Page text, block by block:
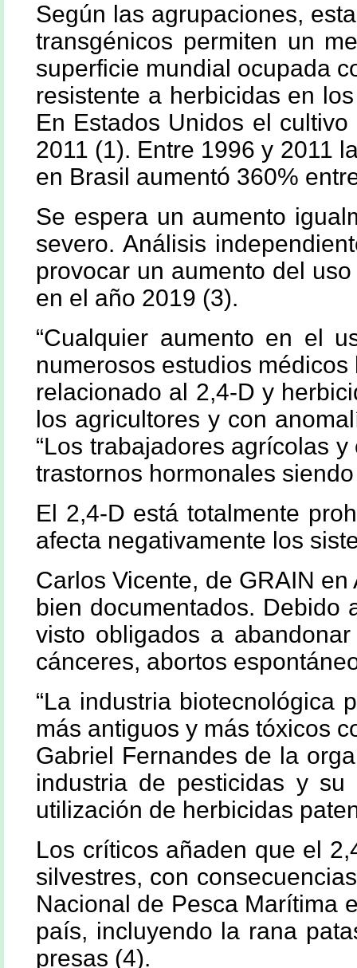
Según las agrupaciones,
transgénicos permiten un
superficie mundial ocupada
resistente a herbicidas en
En Estados Unidos el
2011 (1). Entre 1996 y 2011
en Brasil aumentó 360%
Se espera un aumento
severo. Análisis
provocar un aumento del
en el año 2019 (3).
“Cualquier aumento en el
numerosos estudios médicos
relacionado al 2,4-D y
los agricultores y con
“Los trabajadores agrícolas
trastornos hormonales
El 2,4-D está totalmente
afecta negativamente los
Carlos Vicente, de GRAIN
bien documentados. Debido
visto obligados a
cánceres, abortos
“La industria biotecnológica
más antiguos y más tóxicos
Gabriel Fernandes de la
industria de pesticidas y su
utilización de herbicidas
Los críticos añaden que el
silvestres, con
Nacional de Pesca Marítima
país, incluyendo la rana
presas (4).